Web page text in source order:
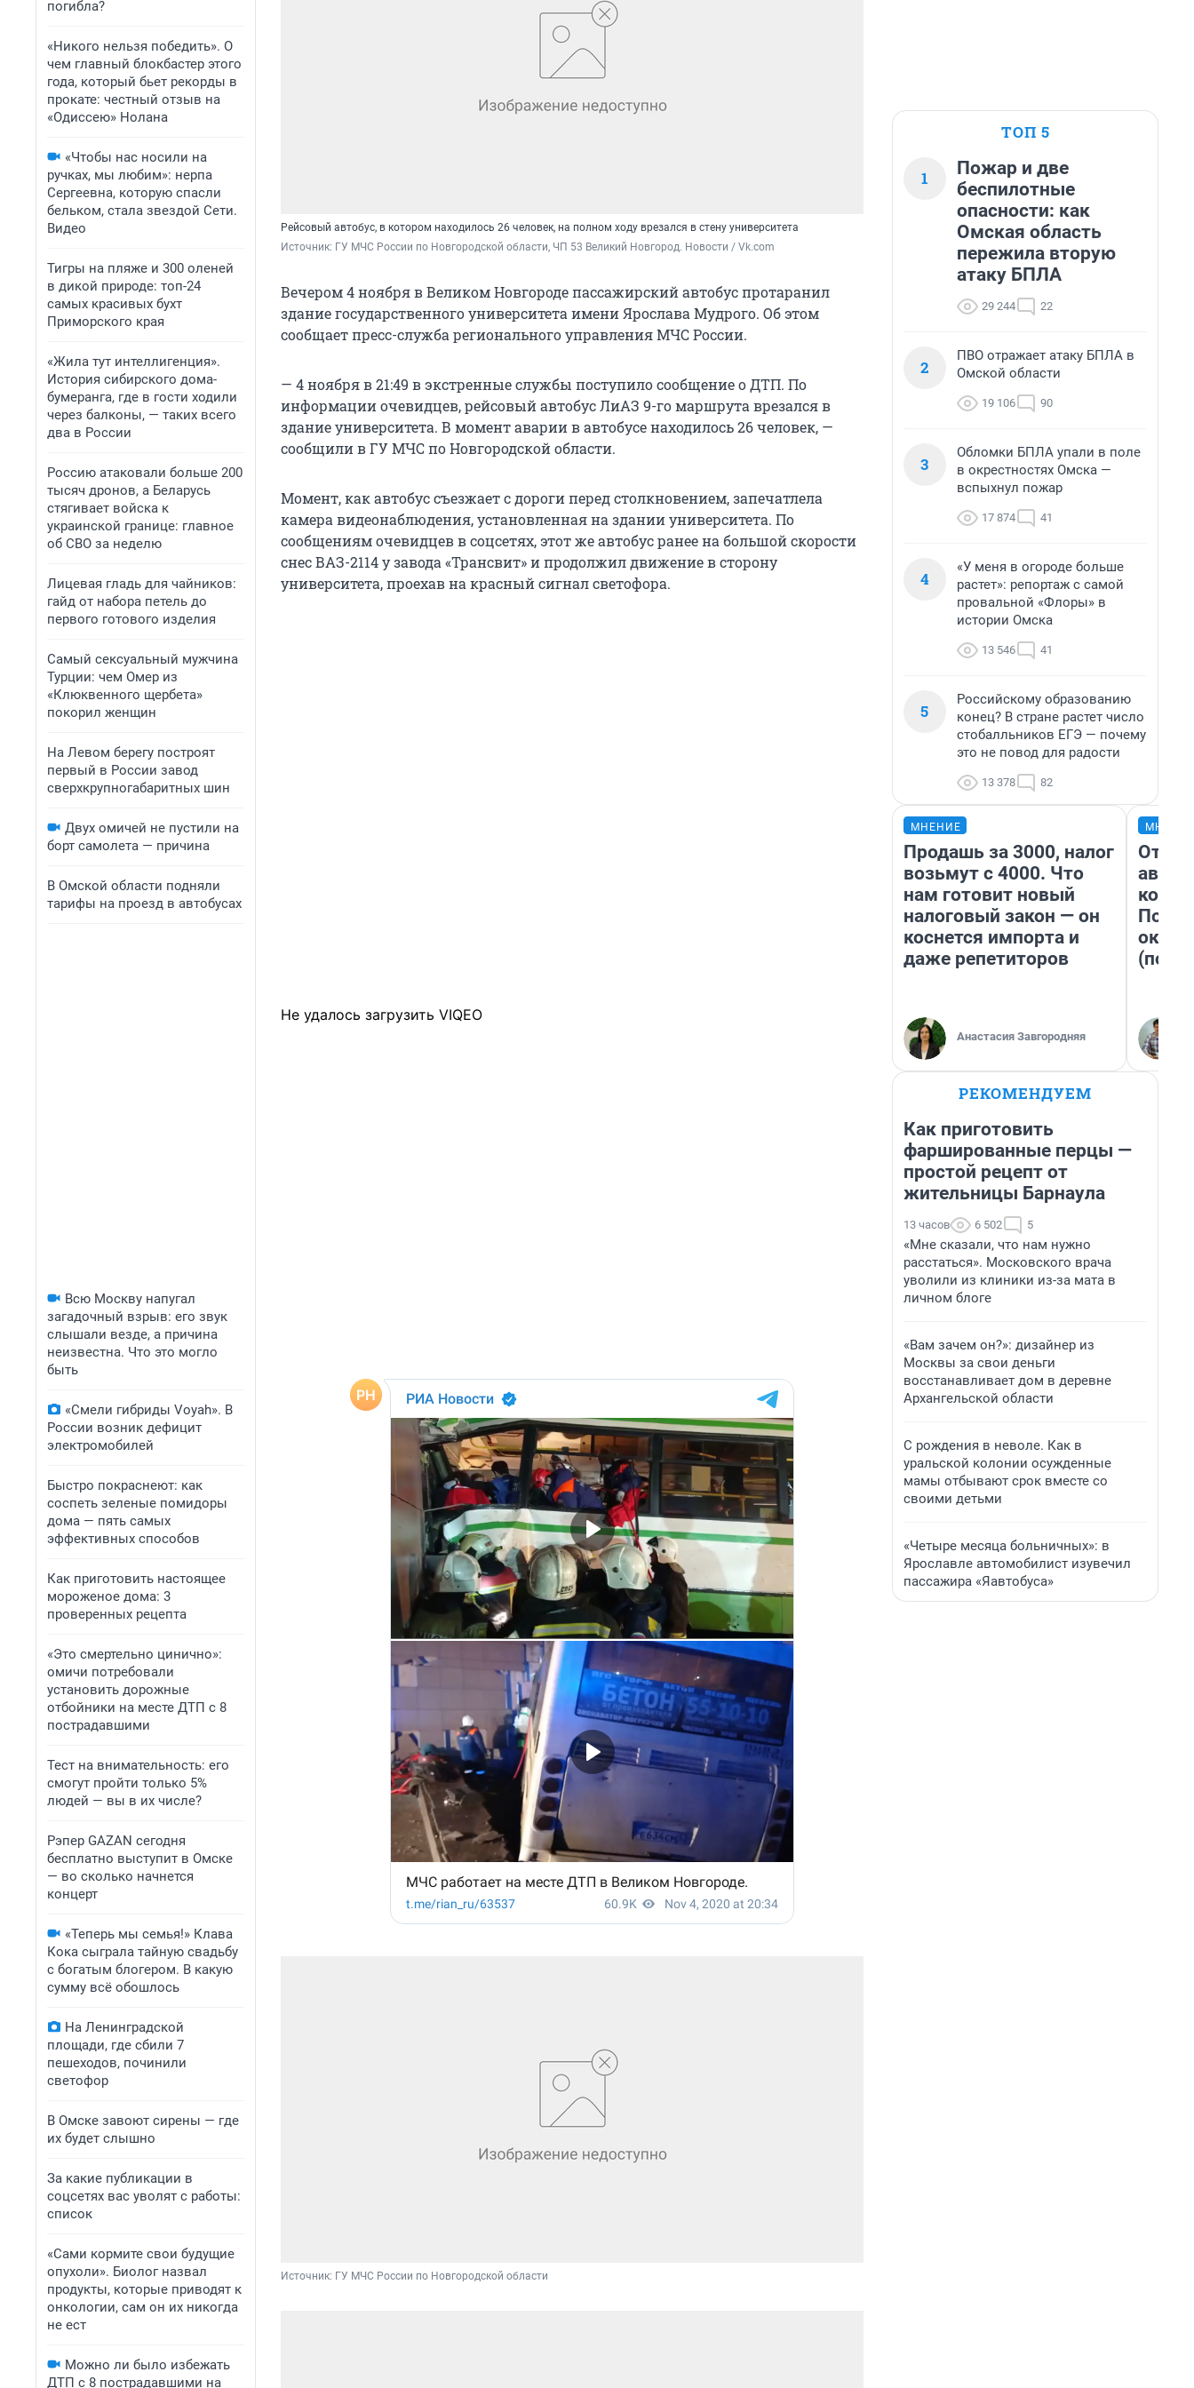
погибла?
«Никого нельзя победить». О
чем главный блокбастер этого
года, который бьет рекорды в
прокате: честный отзыв на
«Одиссею» Нолана
«Чтобы нас носили на
ручках, мы любим»: нерпа
Сергеевна, которую спасли
бельком, стала звездой Сети.
Видео
Тигры на пляже и 300 оленей
в дикой природе: топ-24
самых красивых бухт
Приморского края
«Жила тут интеллигенция».
История сибирского дома-
бумеранга, где в гости ходили
через балконы, — таких всего
два в России
Россию атаковали больше 200
тысяч дронов, а Беларусь
стягивает войска к
украинской границе: главное
об СВО за неделю
Лицевая гладь для чайников:
гайд от набора петель до
первого готового изделия
Самый сексуальный мужчина
Турции: чем Омер из
«Клюквенного щербета»
покорил женщин
На Левом берегу построят
первый в России завод
сверхкрупногабаритных шин
Двух омичей не пустили на
борт самолета — причина
В Омской области подняли
тарифы на проезд в автобусах
Всю Москву напугал
загадочный взрыв: его звук
слышали везде, а причина
неизвестна. Что это могло
быть
«Смели гибриды Voyah». В
России возник дефицит
электромобилей
Быстро покраснеют: как
соспеть зеленые помидоры
дома — пять самых
эффективных способов
Как приготовить настоящее
мороженое дома: 3
проверенных рецепта
«Это смертельно цинично»:
омичи потребовали
установить дорожные
отбойники на месте ДТП с 8
пострадавшими
Тест на внимательность: его
смогут пройти только 5%
людей — вы в их числе?
Рэпер GAZAN сегодня
бесплатно выступит в Омске
— во сколько начнется
концерт
«Теперь мы семья!» Клава
Кока сыграла тайную свадьбу
с богатым блогером. В какую
сумму всё обошлось
На Ленинградской
площади, где сбили 7
пешеходов, починили
светофор
В Омске завоют сирены — где
их будет слышно
За какие публикации в
соцсетях вас уволят с работы:
список
«Сами кормите свои будущие
опухоли». Биолог назвал
продукты, которые приводят к
онкологии, сам он их никогда
не ест
Можно ли было избежать
ДТП с 8 пострадавшими на
Рейсовый автобус, в котором находилось 26 человек, на полном ходу врезался в стену университета
Источник: ГУ МЧС России по Новгородской области, ЧП 53 Великий Новгород. Новости / Vk.com
Вечером 4 ноября в Великом Новгороде пассажирский автобус протаранил
здание государственного университета имени Ярослава Мудрого. Об этом
сообщает пресс-служба регионального управления МЧС России.
— 4 ноября в 21:49 в экстренные службы поступило сообщение о ДТП. По
информации очевидцев, рейсовый автобус ЛиАЗ 9-го маршрута врезался в
здание университета. В момент аварии в автобусе находилось 26 человек, —
сообщили в ГУ МЧС по Новгородской области.
Момент, как автобус съезжает с дороги перед столкновением, запечатлела
камера видеонаблюдения, установленная на здании университета. По
сообщениям очевидцев в соцсетях, этот же автобус ранее на большой скорости
снес ВАЗ-2114 у завода «Трансвит» и продолжил движение в сторону
университета, проехав на красный сигнал светофора.
Не удалось загрузить VIQEO
Источник: ГУ МЧС России по Новгородской области
ТОП 5
1
Пожар и две
беспилотные
опасности: как
Омская область
пережила вторую
атаку БПЛА
29 244 22
2
ПВО отражает атаку БПЛА в
Омской области
19 106 90
3
Обломки БПЛА упали в поле
в окрестностях Омска —
вспыхнул пожар
17 874 41
4
«У меня в огороде больше
растет»: репортаж с самой
провальной «Флоры» в
истории Омска
13 546 41
5
Российскому образованию
конец? В стране растет число
стобалльников ЕГЭ — почему
это не повод для радости
13 378 82
МНЕНИЕ
Продашь за 3000, налог
возьмут с 4000. Что
нам готовит новый
налоговый закон — он
коснется импорта и
даже репетиторов
Анастасия Завгородняя
От
РЕКОМЕНДУЕМ
Как приготовить
фаршированные перцы —
простой рецепт от
жительницы Барнаула
13 часов 6 502 5
«Мне сказали, что нам нужно
расстаться». Московского врача
уволили из клиники из-за мата в
личном блоге
«Вам зачем он?»: дизайнер из
Москвы за свои деньги
восстанавливает дом в деревне
Архангельской области
С рождения в неволе. Как в
уральской колонии осужденные
мамы отбывают срок вместе со
своими детьми
«Четыре месяца больничных»: в
Ярославле автомобилист изувечил
пассажира «Яавтобуса»